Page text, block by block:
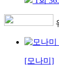
[모나미]